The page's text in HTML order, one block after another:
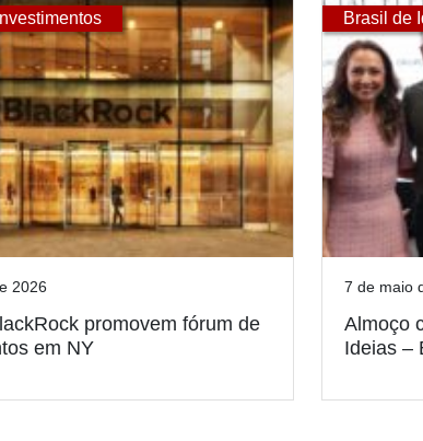
Investimentos
2026
promovem fórum de
em NY
Brasil de
7 de maio
Almoço
Ideias –